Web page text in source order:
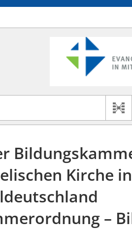
auch: "Pfarrerinitiative" oder
Logo Ev. Kirche in Mitteldeutschland
Kirche in
–